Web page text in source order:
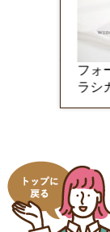
フォ
ラシ